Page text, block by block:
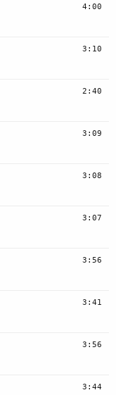
4:00
3:10
2:40
3:09
3:08
3:07
3:56
3:41
3:56
3:44